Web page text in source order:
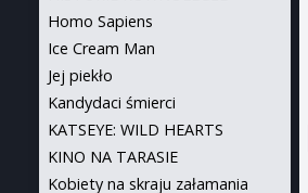
Homo Sapiens
Ice Cream Man
Jej piekło
Kandydaci śmierci
KATSEYE: WILD HEARTS
KINO NA TARASIE
Kobiety na skraju załamania